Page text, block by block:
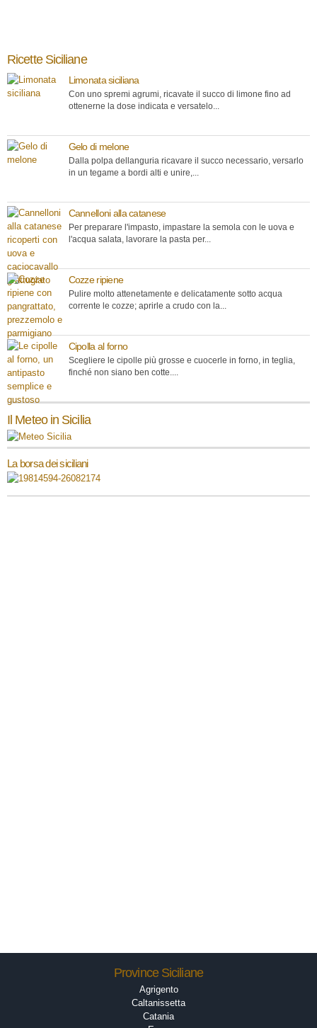
Ricette Siciliane
Limonata siciliana
Con uno spremi agrumi, ricavate il succo di limone fino ad
ottenerne la dose indicata e versatelo...
Gelo di melone
Dalla polpa dellanguria ricavare il succo necessario, versarlo
in un tegame a bordi alti e unire,...
Cannelloni alla catanese
Per preparare l'impasto, impastare la semola con le uova e
l'acqua salata, lavorare la pasta per...
Cozze ripiene
Pulire molto attenetamente e delicatamente sotto acqua
corrente le cozze; aprirle a crudo con la...
Cipolla al forno
Scegliere le cipolle più grosse e cuocerle in forno, in teglia,
finché non siano ben cotte....
Il Meteo in Sicilia
La borsa dei siciliani
Province Siciliane
Agrigento
Caltanissetta
Catania